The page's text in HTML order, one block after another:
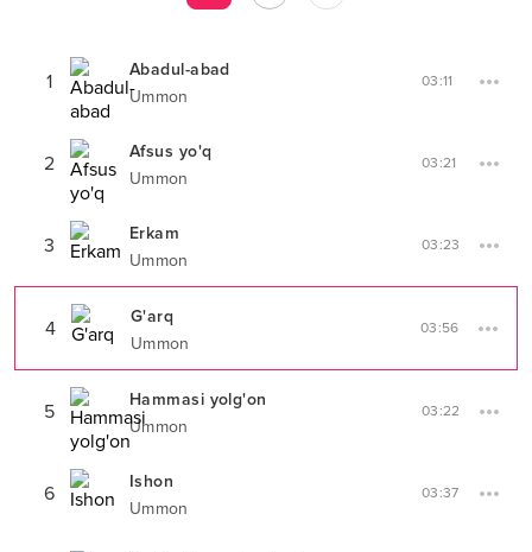
1
Abadul-abad
Ummon
03:11
2
Afsus yo'q
Ummon
03:21
3
Erkam
Ummon
03:23
4
G'arq
Ummon
03:56
5
Hammasi yolg'on
Ummon
03:22
6
Ishon
Ummon
03:37